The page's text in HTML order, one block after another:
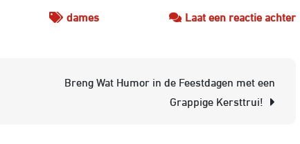
dames Laat een reactie achterop
Breng Wat Humor in de Feestdagen met een
Grappige Kersttrui!